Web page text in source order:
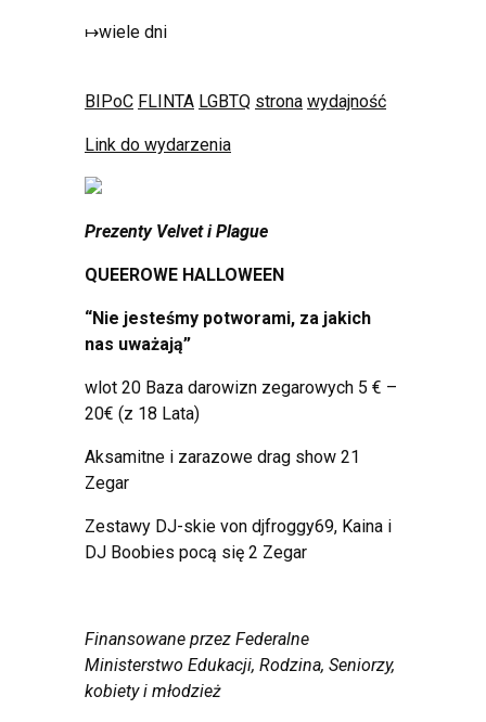
↦wiele dni
BIPoC FLINTA LGBTQ strona wydajność
Link do wydarzenia
Prezenty Velvet i Plague
QUEEROWE HALLOWEEN
“Nie jesteśmy potworami, za jakich
nas uważają”
wlot 20 Baza darowizn zegarowych 5 € –
20€ (z 18 Lata)
Aksamitne i zarazowe drag show 21
Zegar
Zestawy DJ-skie von djfroggy69, Kaina i
DJ Boobies pocą się 2 Zegar
Finansowane przez Federalne
Ministerstwo Edukacji, Rodzina, Seniorzy,
kobiety i młodzież